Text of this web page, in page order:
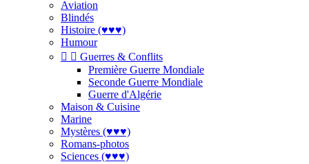
Aviation
Blindés
Histoire (♥♥♥)
Humour
  Guerres & Conflits
Première Guerre Mondiale
Seconde Guerre Mondiale
Guerre d'Algérie
Maison & Cuisine
Marine
Mystères (♥♥♥)
Romans-photos
Sciences (♥♥♥)